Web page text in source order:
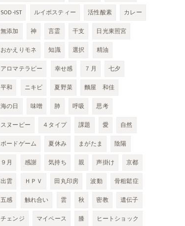
SOD-IST
ルイボスティー 活性酸素
カレー
無添加
神 言霊 干支
日光東照宮
おかえりモネ
知識 選択
精油
アロマテラピー
幸せ感 ７月
七夕
平和
ニキビ 夏野菜
麵屋 和佳
海の日
味噌 肺 呼吸
思考
スヌーピー
４タイプ 課題 愛
自然
ボードゲーム
夏休み まがたま
陰陽
９月
感謝 気持ち 親 声掛け
京都
出雲
ＨＰＶ 田丸印房 波動
骨粗鬆症
五感
触れ合い 雲 秋 密教
遺伝子
チェンジ
マイペース 膝 ヒートショック